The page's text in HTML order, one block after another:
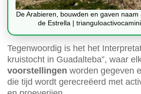
De Arabieren, bouwden en gaven
de Estrella |
Tegenwoordig is het het
kruistocht in Guadalteba”, waar
voorstellingen worden gegeven
die tijd wordt gerecreëerd met